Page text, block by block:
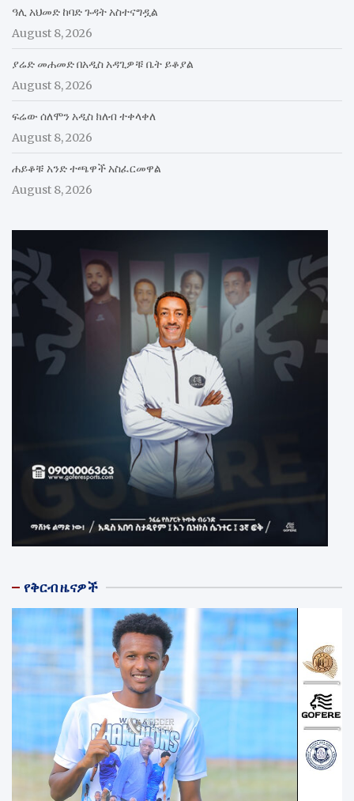
ዓሊ አህመድ ከባድ ጉዳት አስተናግዷል
August 8, 2026
ያሬድ መሐመድ በአዲስ አዳጊዎቹ ቤት ይቆያል
August 8, 2026
ፍሬው ሰለሞን አዲስ ክለብ ተቀላቀለ
August 8, 2026
ሐይቆቹ አንድ ተጫዋች አስፈርመዋል
August 8, 2026
የቅርብ ዜናዎች